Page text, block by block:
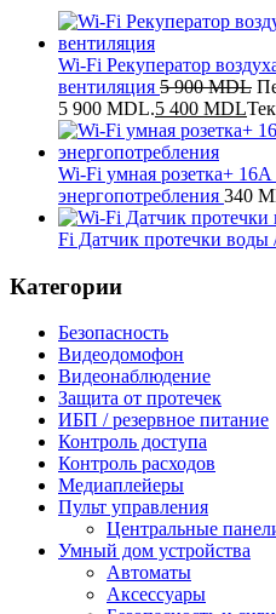
Wi-Fi Рекуператор
вентиляция 5 900MDL
5 900 MDL.5 400 MDL
Wi-Fi умная розетка+ 16А
энергопотребления 340
Fi Датчик протечки воды
Категории
Безопасность
Видеодомофон
Видеонаблюдение
Защита от протечек
ИБП / резервное питание
Контроль доступа
Контроль расходов
Медиаплейеры
Пульт управления
Центральные
Умный дом устройства
Автоматы
Аксессуары